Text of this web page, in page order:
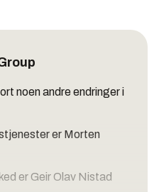
noen andre endringer i
er Morten
er Geir Olav Nistad